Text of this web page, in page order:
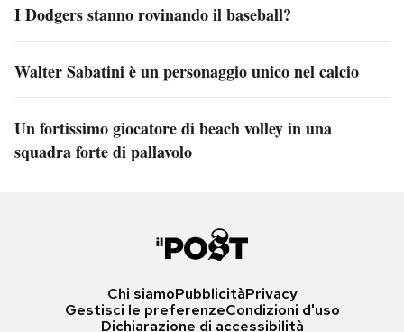
I Dodgers stanno rovinando il baseball?
Walter Sabatini è un personaggio unico nel calcio
Un fortissimo giocatore di beach volley in una
squadra forte di pallavolo
Chi siamoPubblicitàPrivacy
Gestisci le preferenzeCondizioni d'uso
Dichiarazione di accessibilità